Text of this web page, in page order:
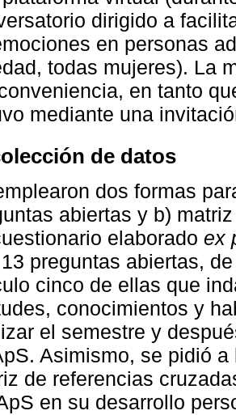
dirigido a
en personas
todas mujeres). La
en tanto
mediante una
de datos
dos formas
abiertas y b)
elaborado ex
preguntas abiertas,
cinco de ellas que
conocimientos y
el semestre y
Asimismo, se pidió
de referencias
en su desarrollo